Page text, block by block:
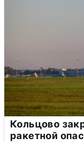
Кольцово
ракетной